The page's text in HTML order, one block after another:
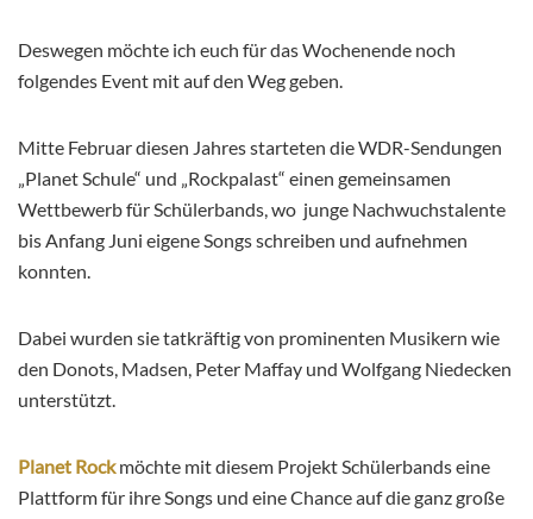
Deswegen möchte ich euch für das Wochenende noch
folgendes Event mit auf den Weg geben.
Mitte Februar diesen Jahres starteten die WDR-Sendungen
„Planet Schule“ und „Rockpalast“ einen gemeinsamen
Wettbewerb für Schülerbands, wo junge Nachwuchstalente
bis Anfang Juni eigene Songs schreiben und aufnehmen
konnten.
Dabei wurden sie tatkräftig von prominenten Musikern wie
den Donots, Madsen, Peter Maffay und Wolfgang Niedecken
unterstützt.
Planet Rock möchte mit diesem Projekt Schülerbands eine
Plattform für ihre Songs und eine Chance auf die ganz große